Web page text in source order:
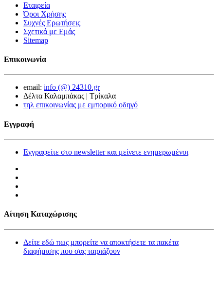
Εταιρεία
Όροι Χρήσης
Συχνές Ερωτήσεις
Σχετικά με Εμάς
Sitemap
Επικοινωνία
email: info (@) 24310.gr
Δέλτα Καλαμπάκας | Τρίκαλα
τηλ επικοινωνίας με εμπορικό οδηγό
Εγγραφή
Εγγραφείτε στο newsletter και μείνετε ενημερωμένοι
Αίτηση Καταχώρισης
Δείτε εδώ πως μπορείτε να αποκτήσετε τα πακέτα
διαφήμισης που σας ταιριάζουν